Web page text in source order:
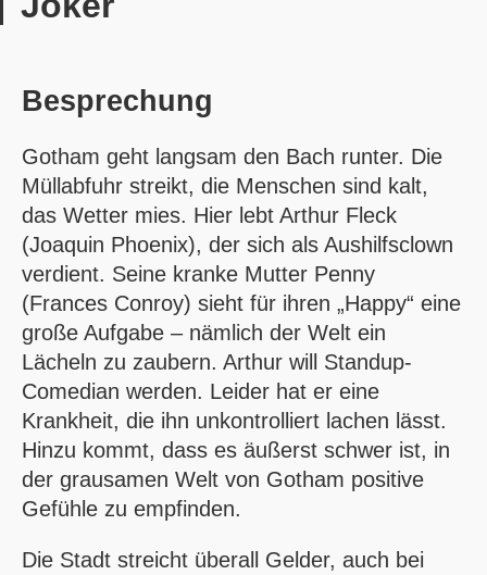
Besprechung
Gotham geht langsam den Bach runter. Die
Müllabfuhr streikt, die Menschen sind kalt,
das Wetter mies. Hier lebt Arthur Fleck
(Joaquin Phoenix), der sich als Aushilfsclown
verdient. Seine kranke Mutter Penny
(Frances Conroy) sieht für ihren „Happy“ eine
große Aufgabe – nämlich der Welt ein
Lächeln zu zaubern. Arthur will Standup-
Comedian werden. Leider hat er eine
Krankheit, die ihn unkontrolliert lachen lässt.
Hinzu kommt, dass es äußerst schwer ist, in
der grausamen Welt von Gotham positive
Gefühle zu empfinden.
Die Stadt streicht überall Gelder, auch bei